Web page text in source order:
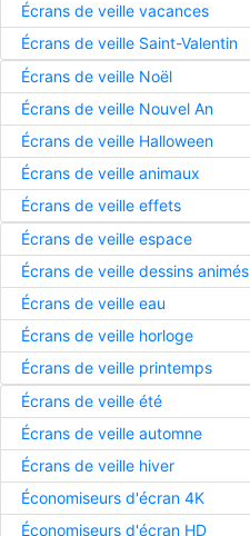
Écrans de veille vacances
Écrans de veille Saint-Valentin
Écrans de veille Noël
Écrans de veille Nouvel An
Écrans de veille Halloween
Écrans de veille animaux
Écrans de veille effets
Écrans de veille espace
Écrans de veille dessins animés
Écrans de veille eau
Écrans de veille horloge
Écrans de veille printemps
Écrans de veille été
Écrans de veille automne
Écrans de veille hiver
Économiseurs d'écran 4K
Économiseurs d'écran HD